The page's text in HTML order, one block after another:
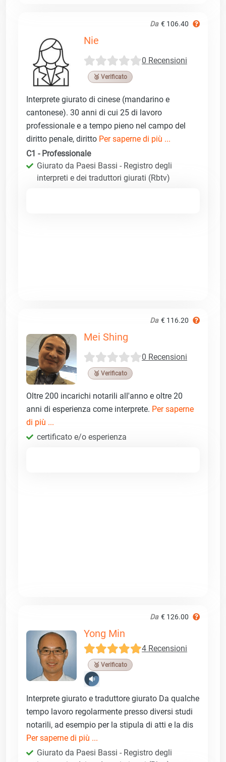
Da € 106.40
Nie
0 Recensioni
🥉 Verificato
Interprete giurato di cinese (mandarino e
cantonese). 30 anni di cui 25 di lavoro
professionale e a tempo pieno nel campo del
diritto penale, diritto Per saperne di più ...
C1 - Professionale
Giurato da Paesi Bassi - Registro degli
interpreti e dei traduttori giurati (Rbtv)
Da € 116.20
Mei Shing
0 Recensioni
🥉 Verificato
Oltre 200 incarichi notarili all'anno e oltre 20
anni di esperienza come interprete. Per saperne
di più ...
certificato e/o esperienza
Da € 126.00
Yong Min
4 Recensioni
🥉 Verificato
Interprete giurato e traduttore giurato Da qualche
tempo lavoro regolarmente presso diversi studi
notarili, ad esempio per la stipula di atti e la dis
Per saperne di più ...
Giurato da Paesi Bassi - Registro degli